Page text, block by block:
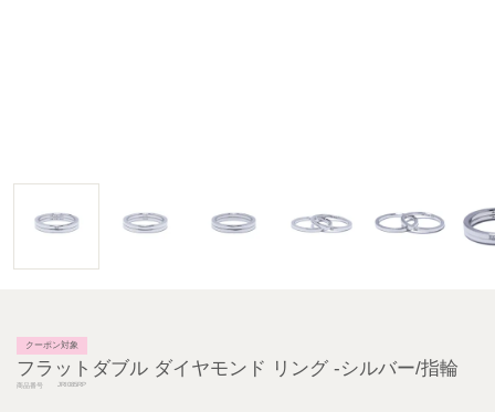
クーポン対象
フラットダブル ダイヤモンド リング -シルバー/指輪
商品番号 JRI085RP